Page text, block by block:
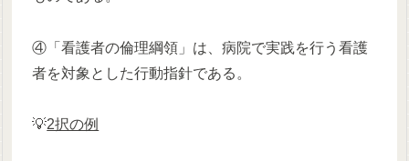
④「看護者の倫理綱領」は、病院で実践を行う看護
者を対象とした行動指針である。
💡2択の例